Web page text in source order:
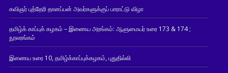
கவிஞர் புத்தேரி தானப்பன் அவர்களுக்குப் பாராட்டு விழா
தமிழ்க் காப்புக் கழகம் – இணைய அரங்கம்: ஆளுமையர் உரை 173 & 174 ;
நூலரங்கம்
இணைய உரை 10, தமிழ்க்காப்புக்கழகம், புதுதில்லி